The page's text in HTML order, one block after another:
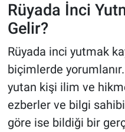
Rüyada İnci
Gelir?
Rüyada inci yutmak
biçimlerde
yutan kişi ilim ve
ezberler ve bilgi
göre ise bildiği bir